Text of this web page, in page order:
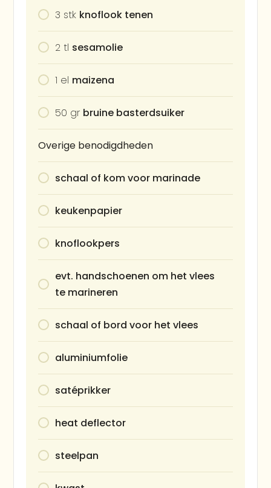
3 stk knoflook tenen
2 tl sesamolie
1 el maizena
50 gr bruine basterdsuiker
Overige benodigdheden
schaal of kom voor marinade
keukenpapier
knoflookpers
evt. handschoenen om het vlees
te marineren
schaal of bord voor het vlees
aluminiumfolie
satéprikker
heat deflector
steelpan